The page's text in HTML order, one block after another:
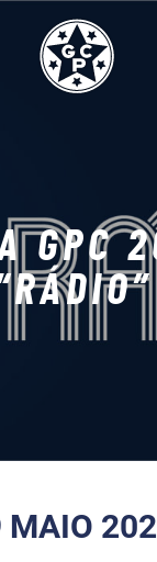
GPC
MAIO